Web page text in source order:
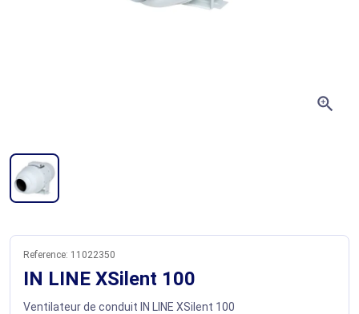
zoom_in
Reference: 11022350
IN LINE XSilent 100
Ventilateur de conduit IN LINE XSilent 100